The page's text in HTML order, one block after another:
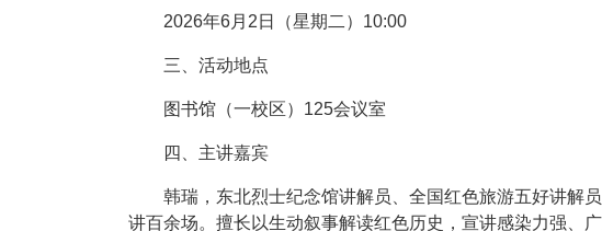
2026年6月2日（星期二）10:00
三、活动地点
图书馆（一校区）125会议室
四、主讲嘉宾
韩瑞，东北烈士纪念馆讲解员、全国红色旅游五好讲解
讲百余场。擅长以生动叙事解读红色历史，宣讲感染力强、